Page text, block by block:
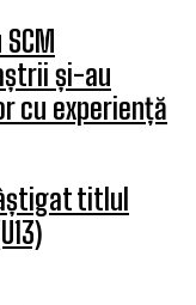
și-au
cu experiență
titlul